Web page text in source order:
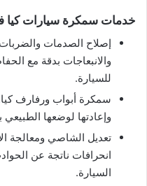
خدمات سمكرة سيارات كيا
إصلاح الصدمات
والانبعاجات بدقة مع
للسيارة.
سمكرة أبواب ورفارف
وإعادتها لوضعها
تعديل الشاصي ومعالجة
انحرافات ناتجة عن
السيارة.